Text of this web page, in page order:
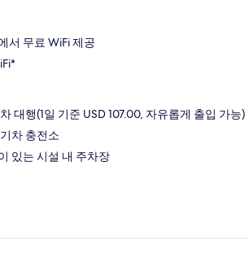
서 무료 WiFi 제공
대행(1일 기준 USD 107.00, 자유롭게 출입 가능)
차 충전소
있는 시설 내 주차장